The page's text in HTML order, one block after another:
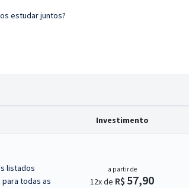
estudar juntos?
Investimento
listados
para todas as
a partir de
12x de R$ 57,90